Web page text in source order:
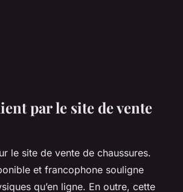
par le site de vente
le site de vente de chaussures.
et francophone souligne
qu’en ligne. En outre, cette